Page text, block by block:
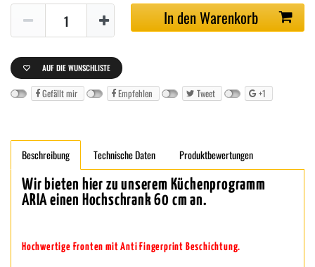
In den Warenkorb
AUF DIE WUNSCHLISTE
Gefällt mir Empfehlen Tweet +1
Beschreibung Technische Daten Produktbewertungen
Wir bieten hier zu unserem Küchenprogramm
ARIA einen Hochschrank 60 cm an.
Hochwertige Fronten mit Anti Fingerprint Beschichtung.